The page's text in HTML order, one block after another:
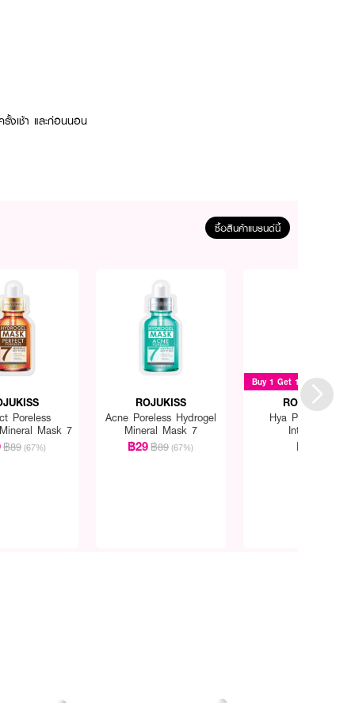
งเช้า และก่อนนอน
ซื้อสินค้าแบรนด์นี้
Poreless
Mask 7
฿89 (67%)
ROJUKISS
Acne Poreless Hydrogel
Mineral Mask 7
฿29฿89 (67%)
Buy 1 Get 1
ROJUKISS
Hya Poreless 5X
Intensive
฿69